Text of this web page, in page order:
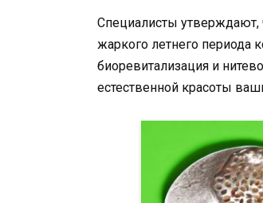
Специалисты утверждают,
жаркого летнего периода
биоревитализация и
естественной красоты